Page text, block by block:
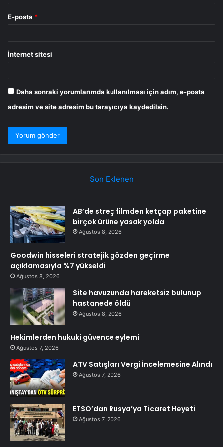
E-posta *
İnternet sitesi
Daha sonraki yorumlarımda kullanılması için adım, e-posta
adresim ve site adresim bu tarayıcıya kaydedilsin.
Son Eklenen
AB’de streç filmden ketçap paketine
birçok ürüne yasak yolda
Ağustos 8, 2026
Goodwin hisseleri stratejik gözden geçirme
açıklamasıyla %7 yükseldi
Ağustos 8, 2026
Site havuzunda hareketsiz bulunup
hastanede öldü
Ağustos 8, 2026
Hekimlerden hukuki güvence eylemi
Ağustos 7, 2026
ATV Satışları Vergi İncelemesine Alındı
Ağustos 7, 2026
ETSO’dan Rusya’ya Ticaret Heyeti
Ağustos 7, 2026